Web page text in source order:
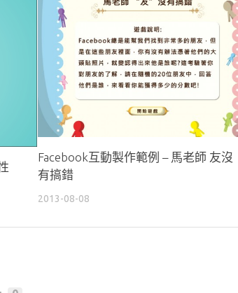
Facebook互動製作範例 – 馬老師 友沒
有搞錯
2013-08-08